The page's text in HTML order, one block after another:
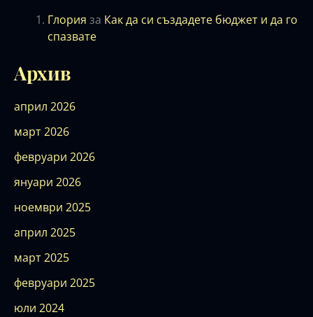
Глория за Как да си създадете бюджет и да го
спазвате
Архив
април 2026
март 2026
февруари 2026
януари 2026
ноември 2025
април 2025
март 2025
февруари 2025
юли 2024